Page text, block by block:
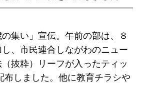
集い」宣伝。午前の部は、８
、市民連合しながわのニュー
抜粋）リーフが入ったティッ
布しました。他に教育チラシや